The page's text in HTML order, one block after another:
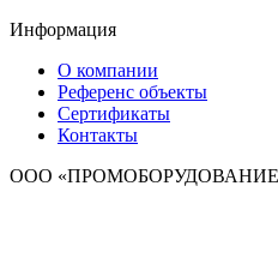
Информация
О компании
Референс объекты
Сертификаты
Контакты
ООО